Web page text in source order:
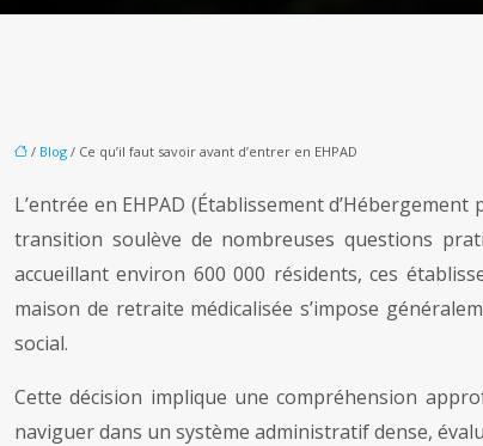
/ Blog / Ce qu’il faut savoir avant d’entrer en EHPAD
L’entrée en EHPAD (Établissement
transition soulève de nombreuses questions
accueillant environ 600 000 résidents, ces
maison de retraite médicalisée s’impose
social.
Cette décision implique une compréhension
naviguer dans un système administratif dense,